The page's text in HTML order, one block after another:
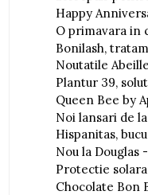
Happy
O primavara in
Bonilash,
Noutatile
Plantur 39,
Queen Bee by
Noi lansari de
Hispanitas,
Nou la Douglas
Protectie
Chocolate Bon